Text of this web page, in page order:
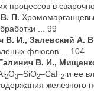
процессов в
П.
... 99
В. И., Залевский А.
флюсов ... 104
В. И.,
2O3–SiO2–CaF2 и ее
железного